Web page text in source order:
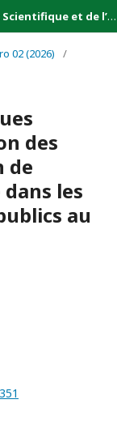
Revue Internationale de la Recherche Scientifique et de l’Innovation (Revue-IRSI)
02 (2026)
/
des
de
les
au